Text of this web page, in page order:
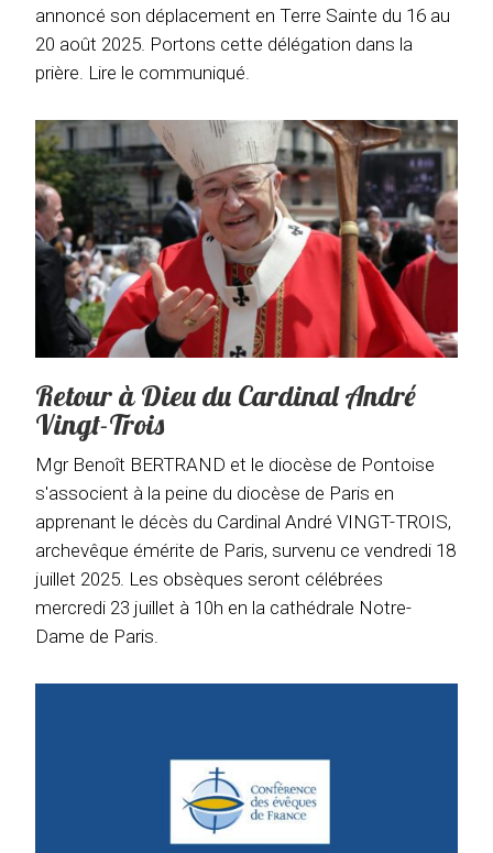
annoncé son déplacement en Terre Sainte du 16 au
20 août 2025. Portons cette délégation dans la
prière. Lire le communiqué.
Retour à Dieu du Cardinal André
Vingt-Trois
Mgr Benoît BERTRAND et le diocèse de Pontoise
s'associent à la peine du diocèse de Paris en
apprenant le décès du Cardinal André VINGT-TROIS,
archevêque émérite de Paris, survenu ce vendredi 18
juillet 2025. Les obsèques seront célébrées
mercredi 23 juillet à 10h en la cathédrale Notre-
Dame de Paris.